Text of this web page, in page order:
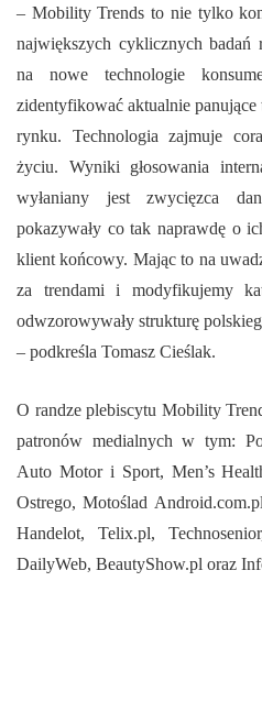
– Mobility Trends to nie tylko
największych cyklicznych
na nowe technologie
zidentyfikować aktualnie
rynku. Technologia zajmuje
życiu. Wyniki głosowania
wyłaniany jest zwycięzca
pokazywały co tak naprawdę o
klient końcowy. Mając to na
za trendami i modyfikujemy
odwzorowywały strukturę
– podkreśla Tomasz Cieślak.
O randze plebiscytu Mobility
patronów medialnych w tym:
Auto Motor i Sport, Men’s
Ostrego, Motoślad
Handelot, Telix.pl,
DailyWeb, BeautyShow.pl oraz